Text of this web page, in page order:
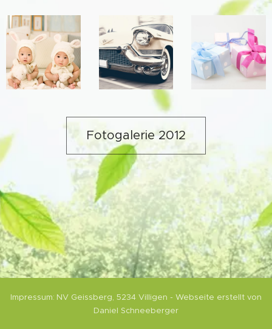
Fotogalerie 2012
Impressum: NV Geissberg, 5234 Villigen - Webseite erstellt von
Daniel Schneeberger